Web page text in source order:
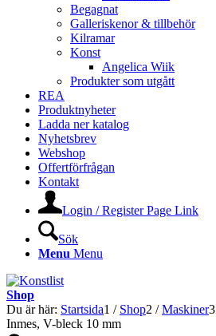
Begagnat
Galleriskenor & tillbehör
Kilramar
Konst
Angelica Wiik
Produkter som utgått
REA
Produktnyheter
Ladda ner katalog
Nyhetsbrev
Webshop
Offertförfrågan
Kontakt
Login / Register Page Link
Sök
Menu Menu
Shop
Du är här: Startsida1 / Shop2 / Maskiner3
Inmes, V-bleck 10 mm